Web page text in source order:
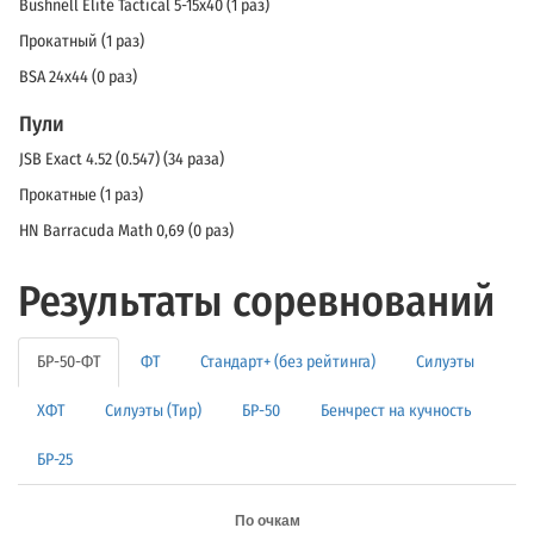
Bushnell Elite Tactical 5-15x40 (1 раз)
Прокатный (1 раз)
BSA 24x44 (0 раз)
Пули
JSB Exact 4.52 (0.547) (34 раза)
Прокатные (1 раз)
HN Barracuda Math 0,69 (0 раз)
Результаты соревнований
БР-50-ФТ ФТ Стандарт+ (без рейтинга) Силуэты
ХФТ Силуэты (Тир) БР-50 Бенчрест на кучность
БР-25